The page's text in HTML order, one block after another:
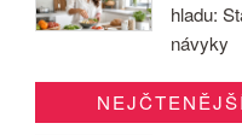
hladu:
návyky